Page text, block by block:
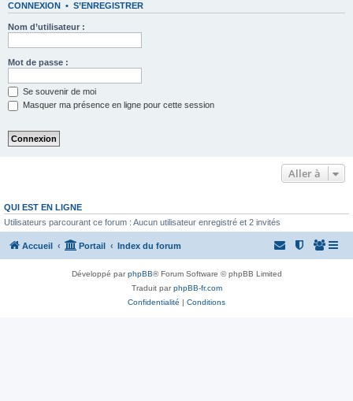
CONNEXION • S’ENREGISTRER
Nom d’utilisateur :
Mot de passe :
Se souvenir de moi
Masquer ma présence en ligne pour cette session
Aller à
QUI EST EN LIGNE
Utilisateurs parcourant ce forum : Aucun utilisateur enregistré et 2 invités
Accueil Portail Index du forum
Développé parphpBB® Forum Software © phpBB Limited
Traduit parphpBB-fr.com
Confidentialité | Conditions